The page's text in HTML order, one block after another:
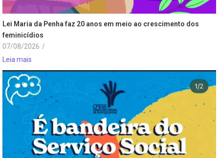
Lei Maria da Penha faz 20 anos em meio ao crescimento dos
feminicídios
07/08/2026 /
Leia mais